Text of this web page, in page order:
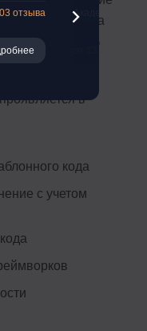
времени на
кода и на 43%
в коде.
в
кода
с учетом
отзыва Академия